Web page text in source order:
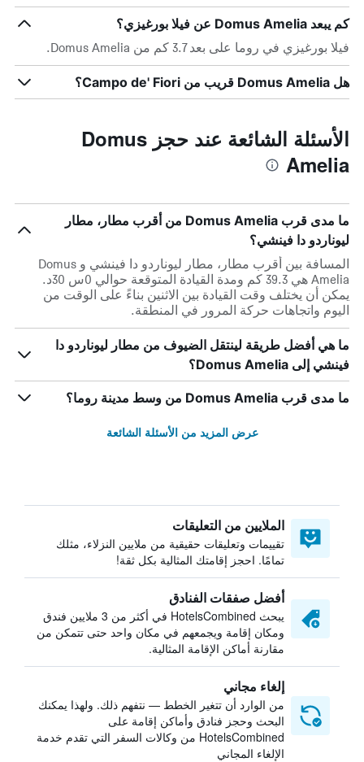
كم يبعد Domus Amelia عن فيلا بورغيزي؟
فيلا بورغيزي في روما على بعد 3.7 كم من Domus Amelia.
هل Domus Amelia قريب من Campo de' Fiori؟
الأسئلة الشائعة عند حجز Domus
Amelia
ما مدى قرب Domus Amelia من أقرب مطار، مطار
ليوناردو دا فينشي؟
المسافة بين أقرب مطار، مطار ليوناردو دا فينشي و Domus
Amelia هي 39.3 كم ومدة القيادة المتوقعة حوالي 0س 30د.
يمكن أن يختلف وقت القيادة بين الاثنين بناءً على الوقت من
اليوم واتجاهات حركة المرور في المنطقة.
ما هي أفضل طريقة لينتقل الضيوف من مطار ليوناردو دا
فينشي إلى Domus Amelia؟
ما مدى قرب Domus Amelia من وسط مدينة روما؟
عرض المزيد من الأسئلة الشائعة
الملايين من التعليقات
تقييمات وتعليقات حقيقية من ملايين النزلاء، مثلك
تمامًا. احجز إقامتك المثالية بكل ثقة!
أفضل صفقات الفنادق
يبحث HotelsCombined في أكثر من 3 ملايين فندق
ومكان إقامة ويجمعهم في مكان واحد حتى تتمكن من
مقارنة أماكن الإقامة المثالية.
إلغاء مجاني
من الوارد أن تتغير الخطط — نتفهم ذلك. ولهذا يمكنك
البحث وحجز فنادق وأماكن إقامة على
HotelsCombined من وكالات السفر التي تقدم خدمة
الإلغاء المجاني